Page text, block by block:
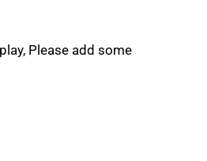
Please add some